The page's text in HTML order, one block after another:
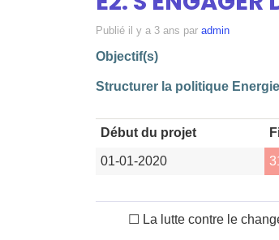
Publié il y a 3 ans par admin
Objectif(s)
Structurer la politique
Début du projet
01-01-2020
☐ La lutte contre le